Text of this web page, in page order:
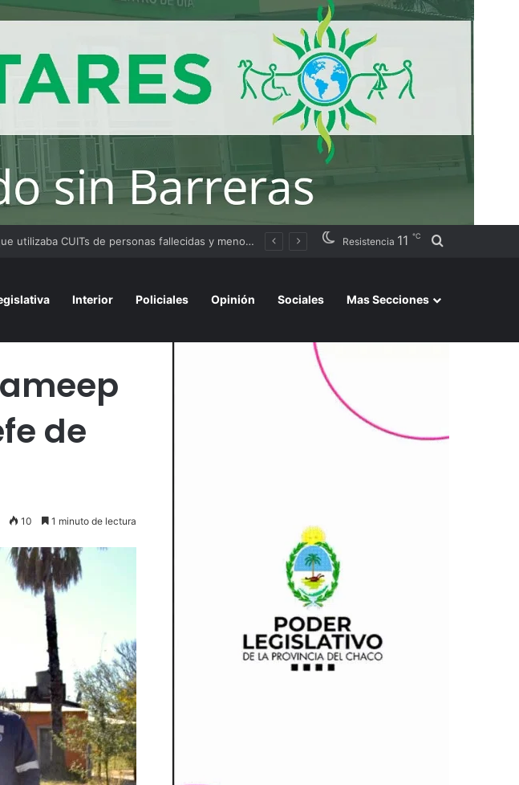
la causa continúa bajo investigación judicial Resistencia 11 ℃ Buscar por
Interior Policiales Opinión Sociales Mas Secciones
de
10 1 minuto de lectura